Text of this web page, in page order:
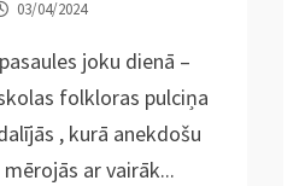
03/04/2024
joku dienā –
folkloras pulciņa
, kurā anekdošu
ar vairāk...